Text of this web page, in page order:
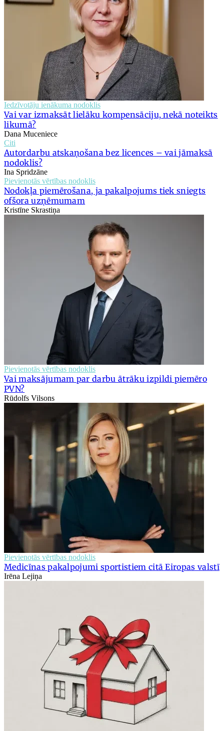
Iedzīvotāju ienākuma nodoklis
Vai var izmaksāt lielāku kompensāciju, nekā noteikts
likumā?
Dana Muceniece
Citi
Autordarbu atskaņošana bez licences – vai jāmaksā
nodoklis?
Ina Spridzāne
Pievienotās vērtības nodoklis
Nodokļa piemērošana, ja pakalpojums tiek sniegts
ofšora uzņēmumam
Kristīne Skrastiņa
Pievienotās vērtības nodoklis
Vai maksājumam par darbu ātrāku izpildi piemēro
PVN?
Rūdolfs Vilsons
Pievienotās vērtības nodoklis
Medicīnas pakalpojumi sportistiem citā Eiropas valstī
Irēna Lejiņa